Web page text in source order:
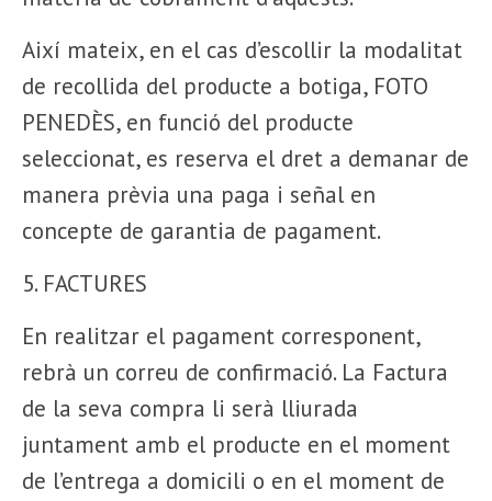
Així mateix, en el cas d’escollir la modalitat
de recollida del producte a botiga, FOTO
PENEDÈS, en funció del producte
seleccionat, es reserva el dret a demanar de
manera prèvia una paga i señal en
concepte de garantia de pagament.
5. FACTURES
En realitzar el pagament corresponent,
rebrà un correu de confirmació. La Factura
de la seva compra li serà lliurada
juntament amb el producte en el moment
de l’entrega a domicili o en el moment de